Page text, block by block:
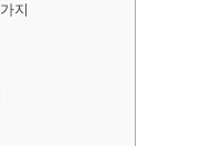
지